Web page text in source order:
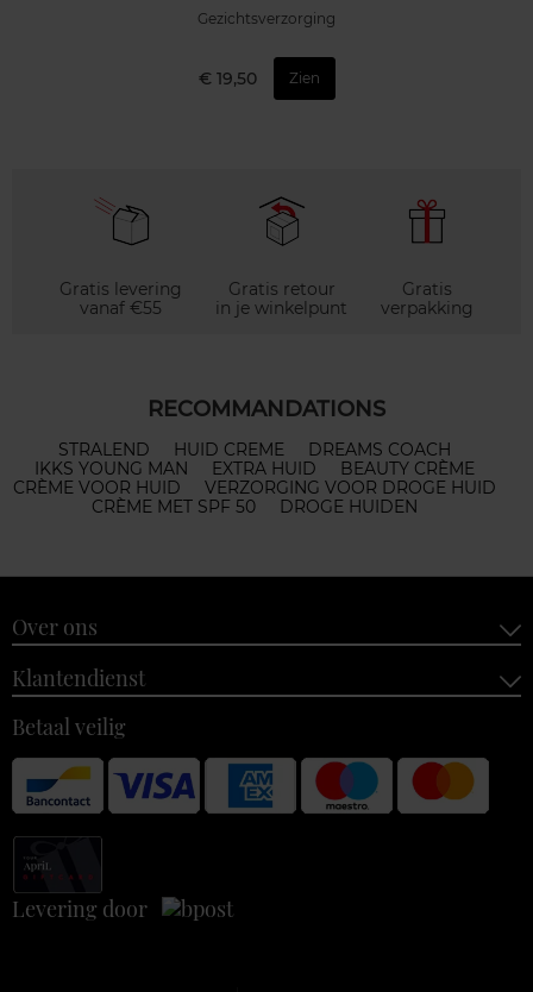
Gezichtsverzorging
€ 19,50 Zien
Gratis levering
vanaf €55
Gratis retour
in je winkelpunt
Gratis
verpakking
RECOMMANDATIONS
STRALEND HUID CREME
DREAMS COACH
IKKS YOUNG MAN
EXTRA HUID
BEAUTY CRÈME
CRÈME VOOR HUID
VERZORGING VOOR DROGE HUID
CRÈME MET SPF 50
DROGE HUIDEN
Over ons
Klantendienst
Betaal veilig
Levering door